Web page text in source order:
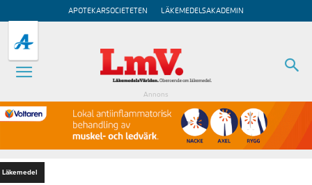
APOTEKARSOCIETETEN LÄKEMEDELSAKADEMIN
Annons
Läkemedel